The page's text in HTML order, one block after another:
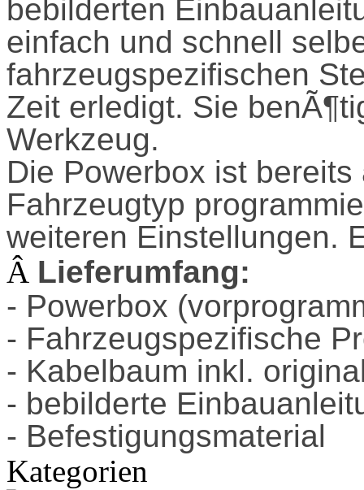
bebilderten
einfach und schnell
fahrzeugspezifischen
Zeit erledigt. Sie
Werkzeug.
Die Powerbox ist
Fahrzeugtyp
weiteren Einstellungen.
Â Lieferumfang:
- Powerbox
- Fahrzeugspezifische
- Kabelbaum inkl.
- bebilderte
- Befestigungsmaterial
Kategorien